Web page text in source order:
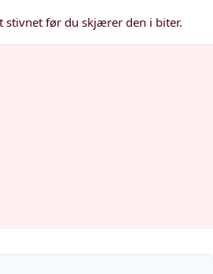
stivnet før du skjærer den i biter.